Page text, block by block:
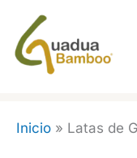
contenido
Inicio » Latas de